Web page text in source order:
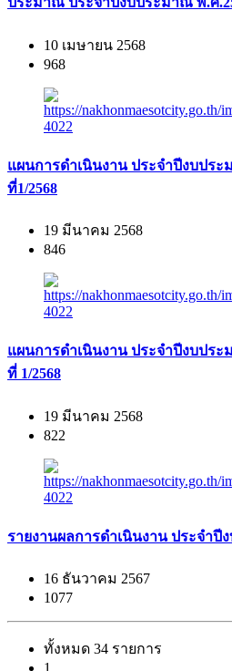
10 เมษายน 2568
968
แผนการดำเนินงาน ประจำปีงบประ
ที่1/2568
19 มีนาคม 2568
846
แผนการดำเนินงาน ประจำปีงบประ
ที่ 1/2568
19 มีนาคม 2568
822
รายงานผลการดำเนินงาน ประจำปี
16 ธันวาคม 2567
1077
ทั้งหมด 34 รายการ